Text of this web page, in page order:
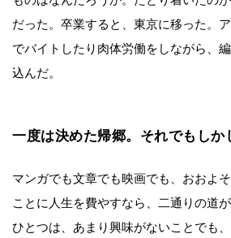
だった。卒業すると、東京に移った。
でバイトしたり肉体労働をしながら、
込んだ。
一度は決めた帰郷。それでもし
マンガでも文章でも映画でも、おおよ
ことに人生を費やすなら、二通りの道が
ひとつは、あまり興味がないことでも